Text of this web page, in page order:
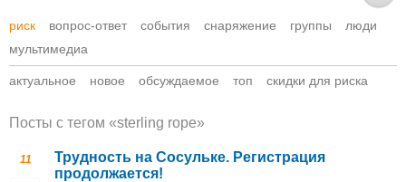
риск вопрос-ответ события снаряжение группы
люди
мультимедиа
актуальное новое обсуждаемое топ скидки для риска
Посты c тегом «sterling rope»
11
Трудность на Сосульке. Регистрация
продолжается!